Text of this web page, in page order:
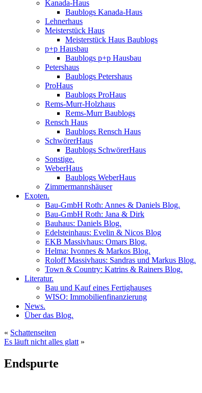
Kanada-Haus
Baublogs Kanada-Haus
Lehnerhaus
Meisterstück Haus
Meisterstück Haus Baublogs
p+p Hausbau
Baublogs p+p Hausbau
Petershaus
Baublogs Petershaus
ProHaus
Baublogs ProHaus
Rems-Murr-Holzhaus
Rems-Murr Baublogs
Rensch Haus
Baublogs Rensch Haus
SchwörerHaus
Baublogs SchwörerHaus
Sonstige.
WeberHaus
Baublogs WeberHaus
Zimmermannshäuser
Exoten.
Bau-GmbH Roth: Annes & Daniels Blog.
Bau-GmbH Roth: Jana & Dirk
Bauhaus: Daniels Blog.
Edelsteinhaus: Evelin & Nicos Blog
EKB Massivhaus: Omars Blog.
Helma: Ivonnes & Markos Blog.
Roloff Massivhaus: Sandras und Markus Blog.
Town & Country: Katrins & Rainers Blog.
Literatur.
Bau und Kauf eines Fertighauses
WISO: Immobilienfinanzierung
News.
Über das Blog.
« Schattenseiten
Es läuft nicht alles glatt »
Endspurte